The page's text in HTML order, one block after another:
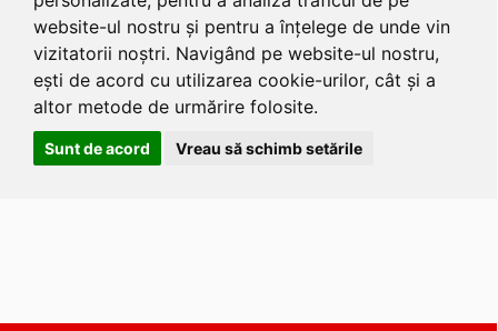
website-ul nostru și pentru a înțelege de unde vin
vizitatorii noștri. Navigând pe website-ul nostru,
ești de acord cu utilizarea cookie-urilor, cât și a
altor metode de urmărire folosite.
Sunt de acord Vreau să schimb setările
S